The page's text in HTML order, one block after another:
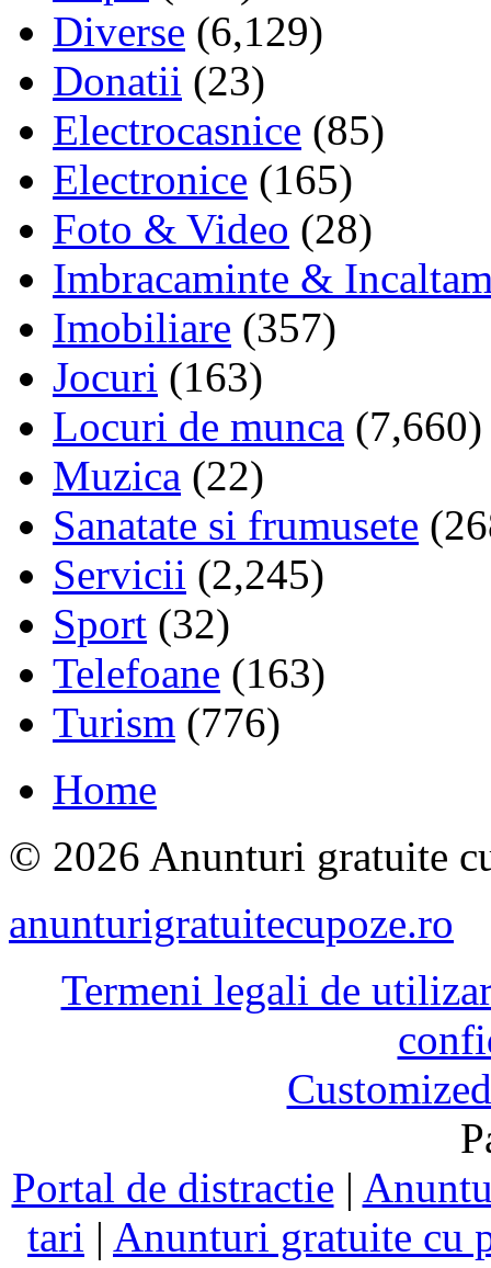
Diverse (6,129)
Donatii (23)
Electrocasnice (85)
Electronice (165)
Foto & Video (28)
Imbracaminte &
Imobiliare (357)
Jocuri (163)
Locuri de munca (7,660)
Muzica (22)
Sanatate si frumusete
Servicii (2,245)
Sport (32)
Telefoane (163)
Turism (776)
Home
© 2026 Anunturi gratuite
anunturigratuitecupoze.ro
Termeni legali de
Portal de distractie |
tari | Anunturi gratuite cu